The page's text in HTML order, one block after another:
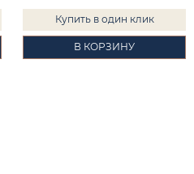
Купить в один клик
В КОРЗИНУ